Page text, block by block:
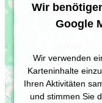
Wir
Google
Wir verwenden
Karteninhalte
Ihren Aktivitäten
und stimmen Sie